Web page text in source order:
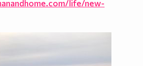
life/new-